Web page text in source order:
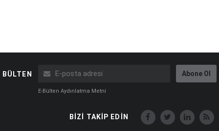
BÜLTEN Abone Ol
E-Bülten Aydınlatma Metni
BİZİ TAKİP EDİN